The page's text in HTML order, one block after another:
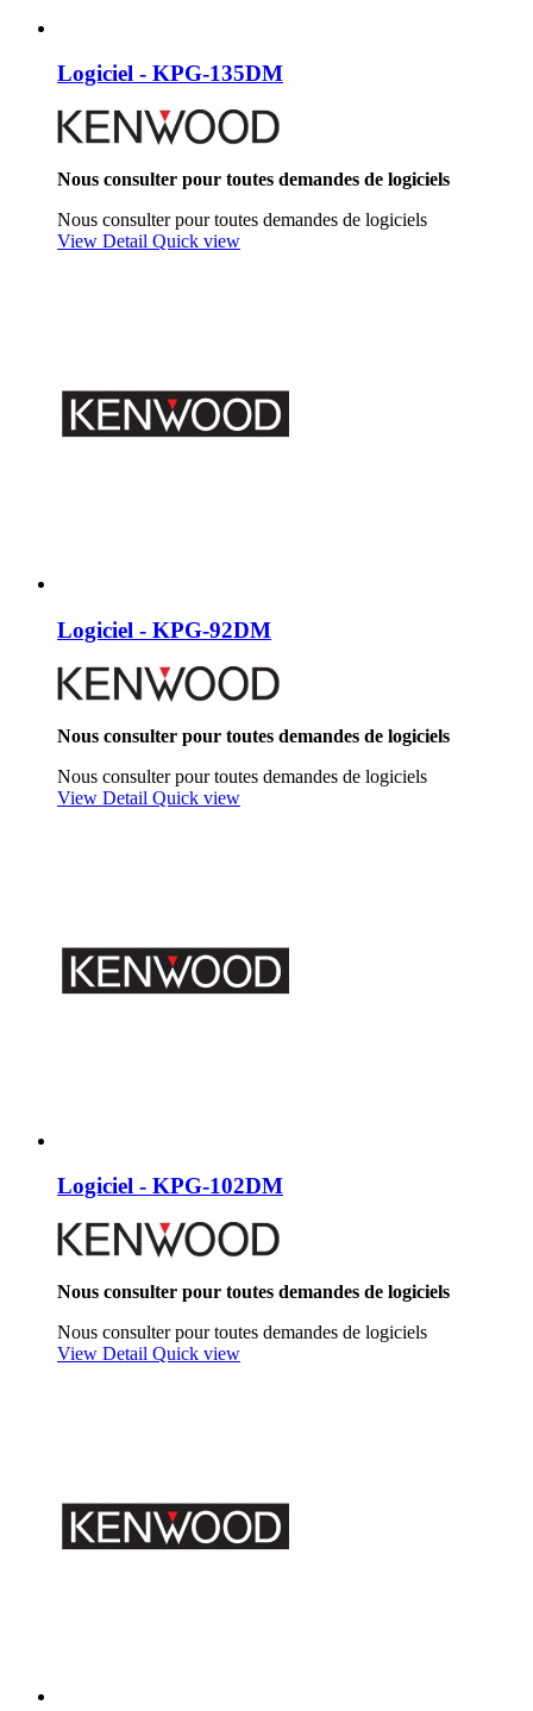
Logiciel - KPG-135DM
Nous consulter pour toutes demandes de logiciels
Nous consulter pour toutes demandes de logiciels
View Detail Quick view
Logiciel - KPG-92DM
Nous consulter pour toutes demandes de logiciels
Nous consulter pour toutes demandes de logiciels
View Detail Quick view
Logiciel - KPG-102DM
Nous consulter pour toutes demandes de logiciels
Nous consulter pour toutes demandes de logiciels
View Detail Quick view